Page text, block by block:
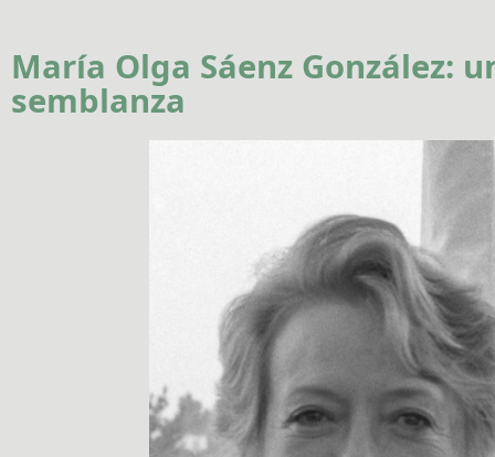
María Olga Sáenz González:
semblanza